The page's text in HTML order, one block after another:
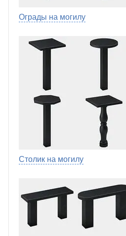
Ограды на могилу
Столик на могилу